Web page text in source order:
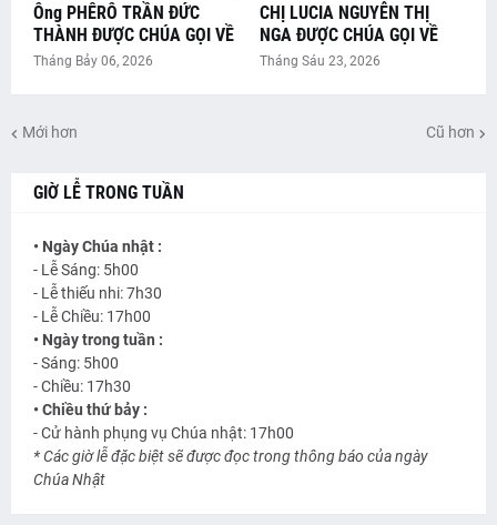
Ông PHÊRÔ TRẦN ĐỨC
THÀNH ĐƯỢC CHÚA GỌI VỀ
Tháng Bảy 06, 2026
CHỊ LUCIA NGUYỄN THỊ
NGA ĐƯỢC CHÚA GỌI VỀ
Tháng Sáu 23, 2026
Mới hơn Cũ hơn
GIỜ LỄ TRONG TUẦN
• Ngày Chúa nhật :
- Lễ Sáng: 5h00
- Lễ thiếu nhi: 7h30
- Lễ Chiều: 17h00
• Ngày trong tuần :
- Sáng: 5h00
- Chiều: 17h30
• Chiều thứ bảy :
- Cử hành phụng vụ Chúa nhật: 17h00
* Các giờ lễ đặc biệt sẽ được đọc trong thông báo của ngày
Chúa Nhật